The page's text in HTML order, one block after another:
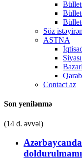
Söz
ASTNA
Contact az
Son yenilənmə
(14 d. əvvəl)